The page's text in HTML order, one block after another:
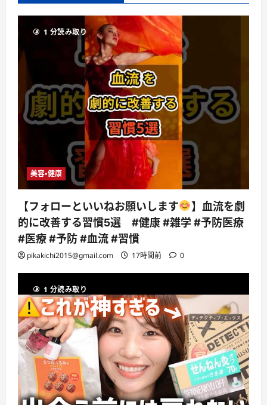
1 分読み取り
美容・健康
【フォローといいねお願いします
】血流を劇
的に改善する習慣5選 #健康 #雑学 #予防医療
#医療 #予防 #血流 #習慣
pikakichi2015@gmail.com 17時間前 0
1 分読み取り